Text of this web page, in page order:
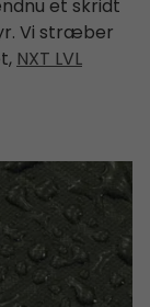
et skridt
Vi stræber
NXT LVL